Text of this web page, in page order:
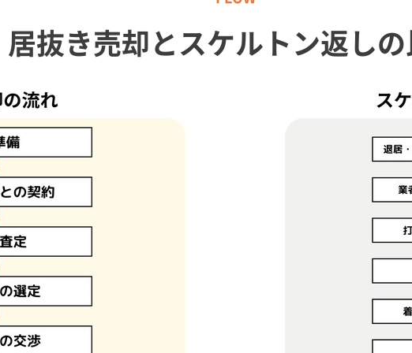
美容室が潰れる前兆とは？
居抜き売却とスケルトン返しの